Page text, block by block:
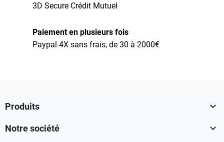
3D Secure Crédit Mutuel
Paiement en plusieurs fois
Paypal 4X sans frais, de 30 à 2000€
Produits 
Notre société 